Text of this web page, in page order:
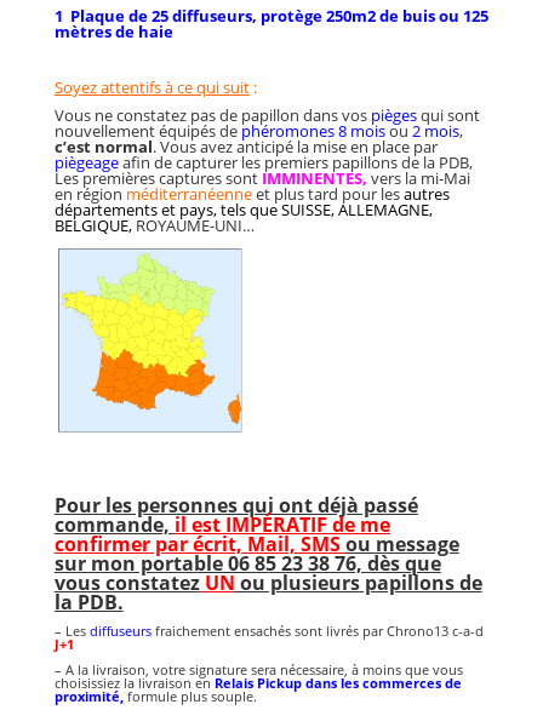
1 Plaque de 25 diffuseurs, protège 250m2 de buis ou 125
mètres de haie
Soyez attentifs à ce qui suit:
Vous ne constatez pas de papillon dans vos piègesqui sont
nouvellement équipés de phéromones 8 moisou 2 mois,
c’est normal. Vous avez anticipé la mise en place par
piègeageafin de capturer les premiers papillons de la PDB,
Les premières captures sont IMMINENTES, vers la mi-Mai
en région méditerranéenneet plus tard pour lesautres
départements et pays, tels que SUISSE, ALLEMAGNE,
BELGIQUE, ROYAUME-UNI…
Pour les personnes qui ont déjà passé
commande, il est IMPÉRATIF de me
confirmer par écrit, Mail, SMSou message
sur mon portable 06 85 23 38 76, dès que
vous constatezUN ou plusieurs papillons de
la PDB.
– Les diffuseursfraichement ensachés sont livrés par Chrono13 c-a-d
J+1
– A la livraison, votre signature sera nécessaire, à moins que vous
choisissiez la livraison en Relais Pickup dans les commerces de
proximité formule plus souple.